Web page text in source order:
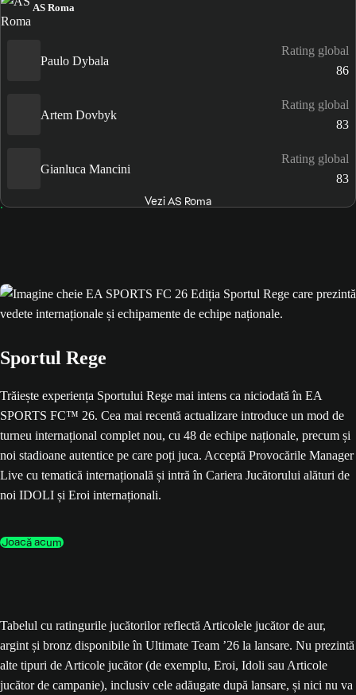
AS Roma
Paulo Dybala
Rating global
86
Artem Dovbyk
Rating global
83
Gianluca Mancini
Rating global
83
Vezi AS Roma
Sportul Rege
Trăiește experiența Sportului Rege mai intens ca niciodată în EA
SPORTS FC™ 26. Cea mai recentă actualizare introduce un mod de
turneu internațional complet nou, cu 48 de echipe naționale, precum și
noi stadioane autentice pe care poți juca. Acceptă Provocările Manager
Live cu tematică internațională și intră în Cariera Jucătorului alături de
noi IDOLI și Eroi internaționali.
Joacă acum
Tabelul cu ratingurile jucătorilor reflectă Articolele jucător de aur,
argint și bronz disponibile în Ultimate Team ’26 la lansare. Nu prezintă
alte tipuri de Articole jucător (de exemplu, Eroi, Idoli sau Articole
jucător de campanie), inclusiv cele adăugate după lansare, și nici nu va